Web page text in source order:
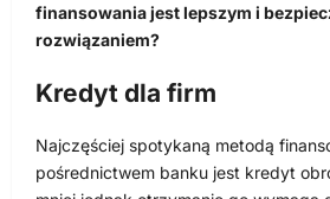
finansowania jest lepszym i
rozwiązaniem?
Kredyt dla firm
Najczęściej spotykaną metodą
pośrednictwem banku jest kredyt